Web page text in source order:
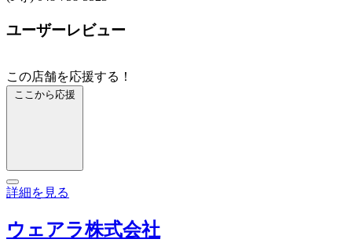
ユーザーレビュー
この店舗を応援する！
ここから応援
詳細を見る
ウェアラ株式会社